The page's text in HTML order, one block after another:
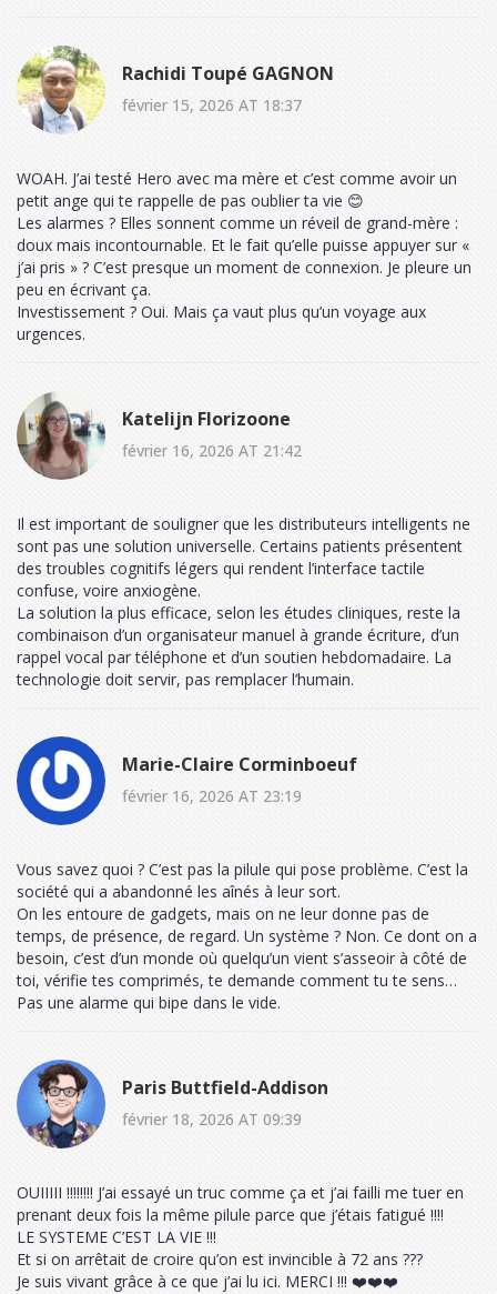
Rachidi Toupé GAGNON
février 15, 2026 AT 18:37
WOAH. J’ai testé Hero avec ma mère et c’est comme avoir un
petit ange qui te rappelle de pas oublier ta vie 😊
Les alarmes ? Elles sonnent comme un réveil de grand-mère :
doux mais incontournable. Et le fait qu’elle puisse appuyer sur «
j’ai pris » ? C’est presque un moment de connexion. Je pleure un
peu en écrivant ça.
Investissement ? Oui. Mais ça vaut plus qu’un voyage aux
urgences.
Katelijn Florizoone
février 16, 2026 AT 21:42
Il est important de souligner que les distributeurs intelligents ne
sont pas une solution universelle. Certains patients présentent
des troubles cognitifs légers qui rendent l’interface tactile
confuse, voire anxiogène.
La solution la plus efficace, selon les études cliniques, reste la
combinaison d’un organisateur manuel à grande écriture, d’un
rappel vocal par téléphone et d’un soutien hebdomadaire. La
technologie doit servir, pas remplacer l’humain.
Marie-Claire Corminboeuf
février 16, 2026 AT 23:19
Vous savez quoi ? C’est pas la pilule qui pose problème. C’est la
société qui a abandonné les aînés à leur sort.
On les entoure de gadgets, mais on ne leur donne pas de
temps, de présence, de regard. Un système ? Non. Ce dont on a
besoin, c’est d’un monde où quelqu’un vient s’asseoir à côté de
toi, vérifie tes comprimés, te demande comment tu te sens…
Pas une alarme qui bipe dans le vide.
Paris Buttfield-Addison
février 18, 2026 AT 09:39
OUIIIII !!!!!!!! J’ai essayé un truc comme ça et j’ai failli me tuer en
prenant deux fois la même pilule parce que j’étais fatigué !!!!
LE SYSTEME C’EST LA VIE !!!
Et si on arrêtait de croire qu’on est invincible à 72 ans ???
Je suis vivant grâce à ce que j’ai lu ici. MERCI !!! ❤️❤️❤️